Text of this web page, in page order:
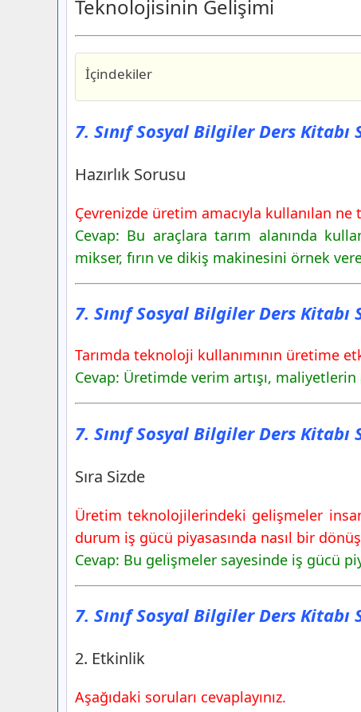
Teknolojisinin Gelişimi
İçindekiler
7. Sınıf Sosyal Bilgiler Ders Kitabı Sayfa
Yayınları
Hazırlık Sorusu
7. Sınıf Sosyal Bilgiler Ders Kitabı Sayfa
7. Sınıf Sosyal Bilgiler Ders Kitabı Sayfa
Yayınları
Sıra Sizde
2. Etkinlik
Yayınları
3. Etkinlik
7. Sınıf Sosyal Bilgiler Ders Kitabı
Hazırlık Sorusu
Çevrenizde üretim amacıyla kullanılan ne
Cevap: Bu araçlara tarım alanında
mikser, fırın ve dikiş makinesini örnek
7. Sınıf Sosyal Bilgiler Ders Kitabı
Tarımda teknoloji kullanımının üretime
Cevap: Üretimde verim artışı,
7. Sınıf Sosyal Bilgiler Ders Kitabı
Sıra Sizde
Üretim teknolojilerindeki gelişmeler
durum iş gücü piyasasında nasıl bir
Cevap: Bu gelişmeler sayesinde iş gücü
7. Sınıf Sosyal Bilgiler Ders Kitabı
2. Etkinlik
Aşağıdaki soruları cevaplayınız.